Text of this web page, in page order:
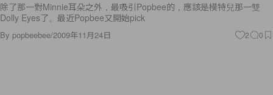
除了那一對Minnie耳朵之外，最吸引Popbee的，應該是模特兒那一雙
Dolly Eyes了。最近Popbee又開始pick
By popbeebee/2009年11月24日 2 0